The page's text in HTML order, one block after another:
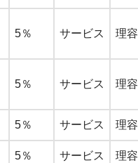
5％ サービス 理
5％ サービス 理
5％ サービス 理
5％ サービス 理